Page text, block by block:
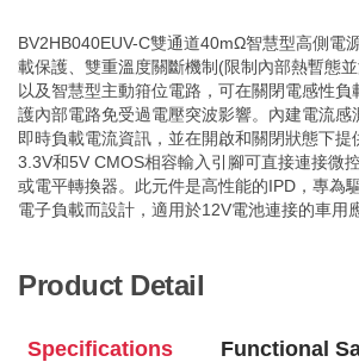
BV2HB040EUV-C雙通道40mΩ智慧型高側電
載保護、雙重溫度關斷機制(限制內部熱暫態
以及智慧型主動箝位電路，可在關閉電感性負
護內部電路免受過電壓突波影響。內建電流感
即時負載電流資訊，並在開啟和關閉狀態下提
3.3V和5V CMOS相容輸入引腳可直接連接微
或電平轉換器。此元件是高性能的IPD，專為
電子負載而設計，適用於12V電池連接的車用
Product Detail
Specifications Functional